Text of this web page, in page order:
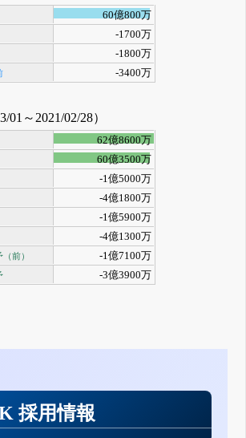
60億800万
-1700万
-1800万
-3400万
01～2021/02/28）
62億8600万
60億3500万
-1億5000万
-4億1800万
-1億5900万
-4億1300万
（前）
-1億7100万
-3億3900万
採用情報